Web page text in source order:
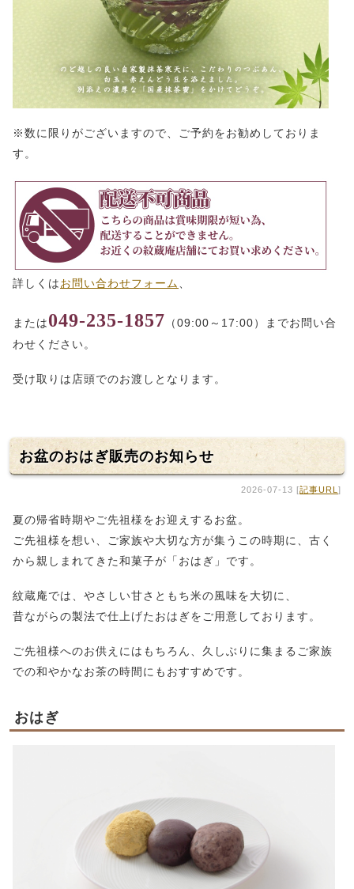
※数に限りがございますので、ご予約をお勧めしておりま
す。
詳しくはお問い合わせフォーム
または049-235-1857 （09:00～17:00）までお問い合
わせください。
受け取りは店頭でのお渡しとなります。
お盆のおはぎ販売のお知らせ
2026-07-13 [記事URL ]
夏の帰省時期やご先祖様をお迎えするお盆。
ご先祖様を想い、ご家族や大切な方が集うこの時期に、古く
から親しまれてきた和菓子が「おはぎ」です。
紋蔵庵では、やさしい甘さともち米の風味を大切に、
昔ながらの製法で仕上げたおはぎをご用意しております。
ご先祖様へのお供えにはもちろん、久しぶりに集まるご家族
での和やかなお茶の時間にもおすすめです。
おはぎ